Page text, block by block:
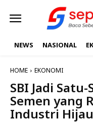
NEWS NASIONAL
HOME EKONOMI
SBI Jadi
Semen yang
Industri